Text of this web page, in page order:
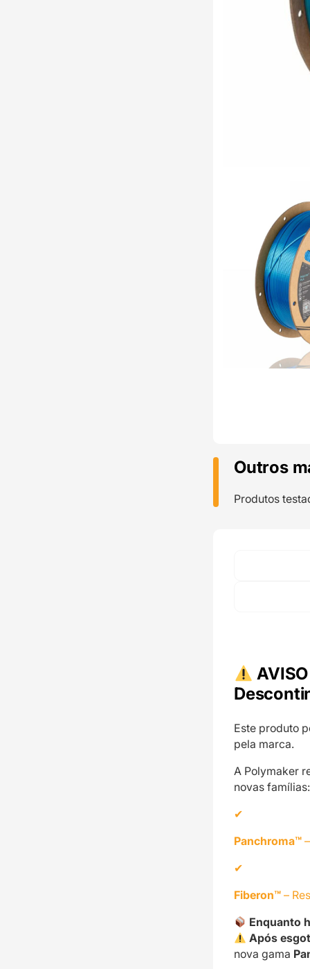
Outros
Produtos
Este produto
pela marca.
A Polymaker
novas famílias:
Panchroma™
Fiberon™ –
Enquanto
Após
nova gama